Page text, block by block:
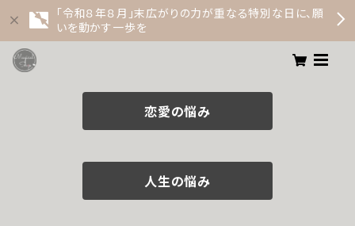
「令和８年８月」末広がりの力が重なる特別な日に、願
いを動かす一歩を
恋愛の悩み
人生の悩み